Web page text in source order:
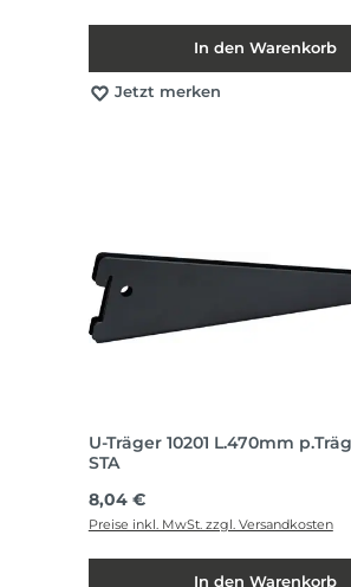
In den Warenkorb
Jetzt merken
U-Träger 10201 L.470mm
STA
Regulärer Preis:
8,04 €
Preise inkl. MwSt. zzgl. Versandkosten
In den Warenkorb